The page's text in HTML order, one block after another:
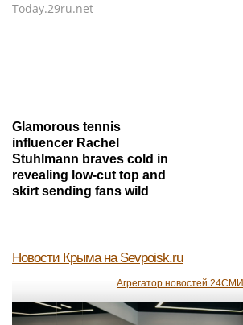
Today.29ru.net
Glamorous tennis
influencer Rachel
Stuhlmann braves cold in
revealing low-cut top and
skirt sending fans wild
Новости Крыма на Sevpoisk.ru
Агрегатор новостей 24СМИ